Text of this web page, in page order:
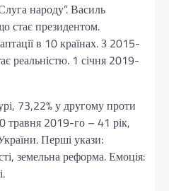
народу”. Василь
стає президентом.
в 10 країнах. З 2015-
реальністю. 1 січня 2019-
73,22% у другому проти
травня 2019-го – 41 рік,
Перші укази:
земельна реформа. Емоція: